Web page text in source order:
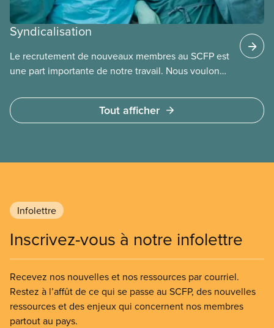
Syndicalisation
Le recrutement de nouveaux membres au SCFP est
une part importante de notre travail. Nous voulons
grand nombre de travailleurs possible. Dans
chaque province, nous avons du personnel qui
Tout afficher
Infolettre
Inscrivez-vous à notre infolettre
Recevez nos nouvelles et nos ressources par courriel.
Restez à l’affût de ce qui se passe au SCFP, des nouvelles
ressources et des enjeux qui concernent nos membres
partout au pays.